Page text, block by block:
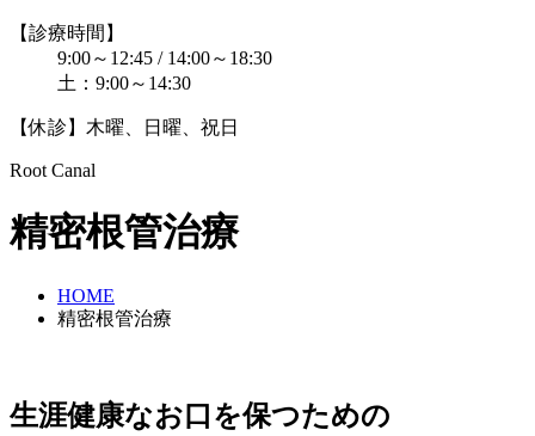
【診療時間】
9:00～12:45 / 14:00～18:30
土：9:00～14:30
【休診】木曜、日曜、祝日
Root Canal
精密根管治療
HOME
精密根管治療
生涯健康なお口を保つための